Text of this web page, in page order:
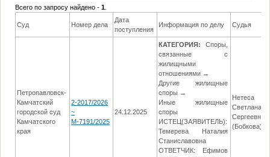
Всего по запросу найдено -1
Суд Номер дела
Дата
поступления
Информация по делу Судья
Петропавловск-
Камчатский
городской суд
Камчатского
края
2-2017/2026
~
М-7191/2025
24.12.2025
КАТЕГОРИЯ:
Споры,
связанные с
жилищными
отношениями →
Другие жилищные
споры →
Иные жилищные
споры
ИСТЕЦ(ЗАЯВИТЕЛЬ):
Темерева Наталия
Станиславовна
ОТВЕТЧИК: Ефимов
Нетеса
Светлана
Сергеевна
(Бобкова)